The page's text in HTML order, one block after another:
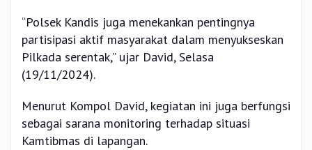
“Polsek Kandis juga menekankan pentingnya
partisipasi aktif masyarakat dalam menyukseskan
Pilkada serentak,” ujar David, Selasa
(19/11/2024).
Menurut Kompol David, kegiatan ini juga berfungsi
sebagai sarana monitoring terhadap situasi
Kamtibmas di lapangan.